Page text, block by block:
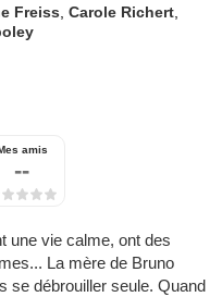
Freiss,Carole Richert,
amis
--
une vie calme, ont des
La mère de Bruno
se débrouiller seule. Quand